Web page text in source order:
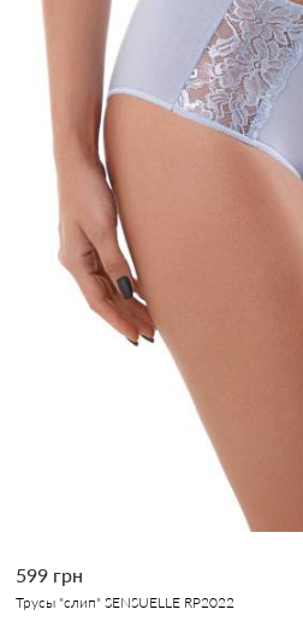
599 грн
Трусы "слип" SENSUELLE RP2022